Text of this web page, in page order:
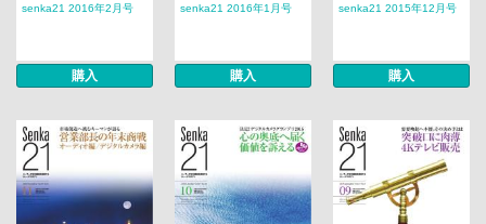
senka21 2016年2月号
購入
senka21 2016年1月号
購入
senka21 2015年12月号
購入